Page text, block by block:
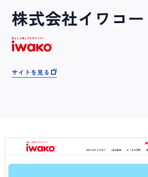
株式会社イワコー
サイトを見る